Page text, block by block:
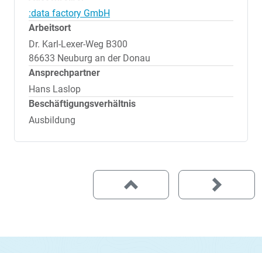
:data factory GmbH
Arbeitsort
Dr. Karl-Lexer-Weg B300
86633 Neuburg an der Donau
Ansprechpartner
Hans Laslop
Beschäftigungsverhältnis
Ausbildung